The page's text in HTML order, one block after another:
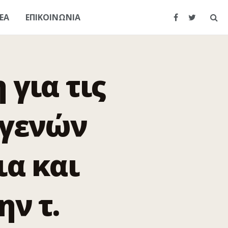
ΕΠΙΚΟΙΝΩΝΙΑ
τις
και
τ.